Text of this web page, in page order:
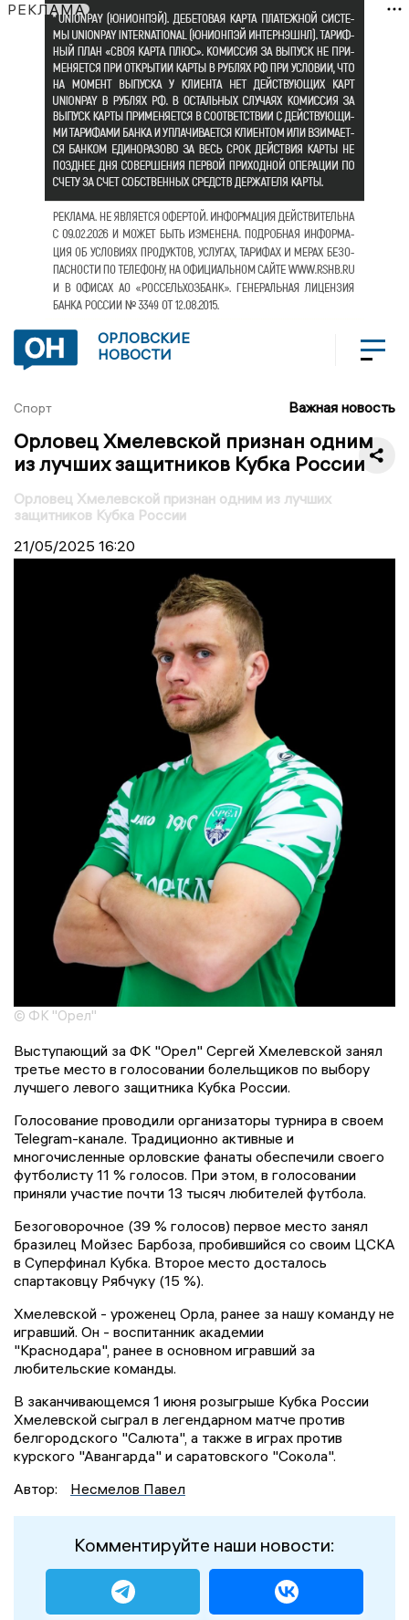
РЕКЛАМА
ОРЛОВСКИЕ
НОВОСТИ
Спорт Важная новость
Орловец Хмелевской признан одним
из лучших защитников Кубка России
Орловец Хмелевской признан одним из лучших
защитников Кубка России
21/05/2025 16:20
© ФК "Орел"
Выступающий за ФК "Орел" Сергей Хмелевской занял
третье место в голосовании болельщиков по выбору
лучшего левого защитника Кубка России.
Голосование проводили организаторы турнира в своем
Telegram-канале. Традиционно активные и
многочисленные орловские фанаты обеспечили своего
футболисту 11 % голосов. При этом, в голосовании
приняли участие почти 13 тысяч любителей футбола.
Безоговорочное (39 % голосов) первое место занял
бразилец Мойзес Барбоза, пробившийся со своим ЦСКА
в Суперфинал Кубка. Второе место досталось
спартаковцу Рябчуку (15 %).
Хмелевской - уроженец Орла, ранее за нашу команду не
игравший. Он - воспитанник академии
"Краснодара", ранее в основном игравший за
любительские команды.
В заканчивающемся 1 июня розыгрыше Кубка России
Хмелевской сыграл в легендарном матче против
белгородского "Салюта", а также в играх против
курского "Авангарда" и саратовского "Сокола".
Автор:
Несмелов Павел
Комментируйте наши новости: